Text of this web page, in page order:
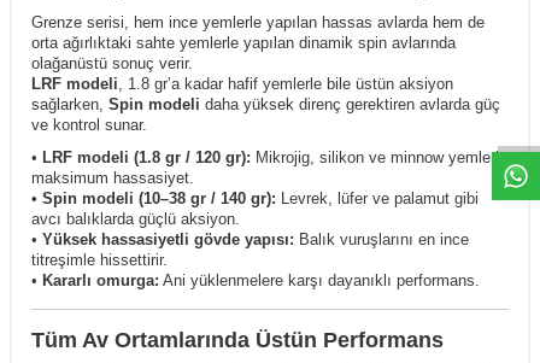
Grenze serisi, hem ince yemlerle yapılan hassas avlarda hem de
orta ağırlıktaki sahte yemlerle yapılan dinamik spin avlarında
olağanüstü sonuç verir.
LRF modeli , 1.8 gr’a kadar hafif yemlerle bile üstün aksiyon
sağlarken, Spin modeli daha yüksek direnç gerektiren avlarda güç
ve kontrol sunar.
• LRF modeli (1.8 gr / 120 gr): Mikrojig, silikon ve minnow yemlerle
maksimum hassasiyet.
• Spin modeli (10–38 gr / 140 gr): Levrek, lüfer ve palamut gibi
avcı balıklarda güçlü aksiyon.
• Yüksek hassasiyetli gövde yapısı: Balık vuruşlarını en ince
titreşimle hissettirir.
• Kararlı omurga: Ani yüklenmelere karşı dayanıklı performans.
Tüm Av Ortamlarında Üstün Performans